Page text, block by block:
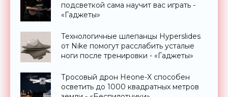
подсветкой сама научит вас играть -
«Гаджеты»
Технологичные шлепанцы Hyperslides
от Nike помогут расслабить усталые
ноги после тренировки - «Гаджеты»
Тросовый дрон Heone-X способен
осветить до 1000 квадратных метров